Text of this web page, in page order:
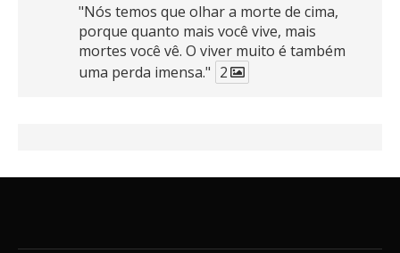
"Nós temos que olhar a morte de cima,
porque quanto mais você vive, mais
mortes você vê. O viver muito é também
uma perda imensa." 2
16 389 X